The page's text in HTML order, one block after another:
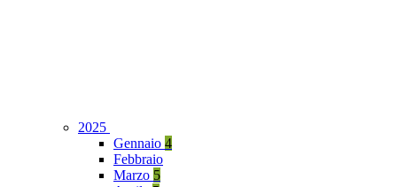
2025
Gennaio 4
Febbraio
Marzo 5